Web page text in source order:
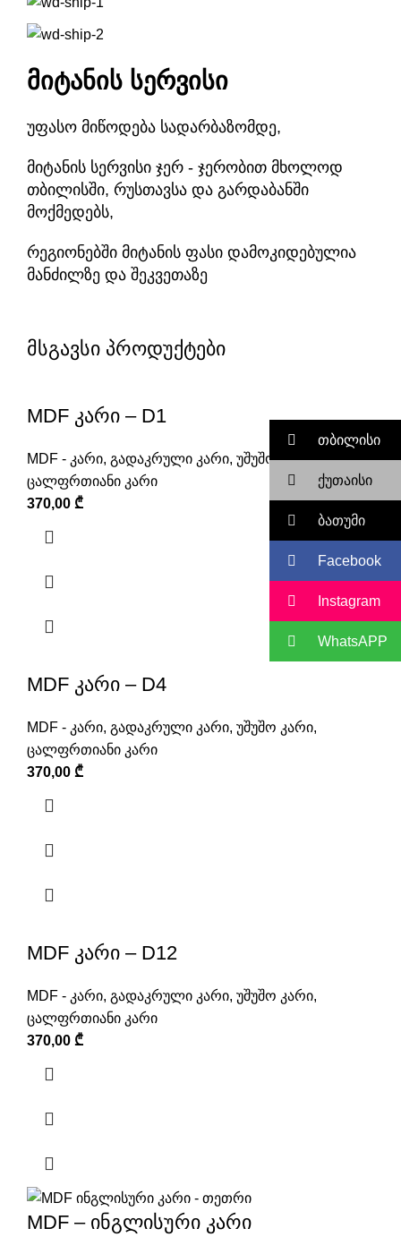
მიტანის სერვისი
უფასო მიწოდება სადარბაზომდე,
მიტანის სერვისი ჯერ - ჯერობით მხოლოდ
თბილისში, რუსთავსა და გარდაბანში
მოქმედებს,
რეგიონებში მიტანის ფასი დამოკიდებულია
მანძილზე და შეკვეთაზე
მსგავსი პროდუქტები
MDF კარი – D1
MDF - კარი, გადაკრული კარი, უშუშო კარი,
ცალფრთიანი კარი
370,00 ₾
MDF კარი – D4
MDF - კარი, გადაკრული კარი, უშუშო კარი,
ცალფრთიანი კარი
370,00 ₾
MDF კარი – D12
MDF - კარი, გადაკრული კარი, უშუშო კარი,
ცალფრთიანი კარი
370,00 ₾
MDF – ინგლისური კარი
თბილისი
ქუთაისი
ბათუმი
Facebook
Instagram
WhatsAPP